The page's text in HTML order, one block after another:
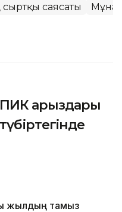
сыртқы саясаты
қарыздары
жылдың тамыз